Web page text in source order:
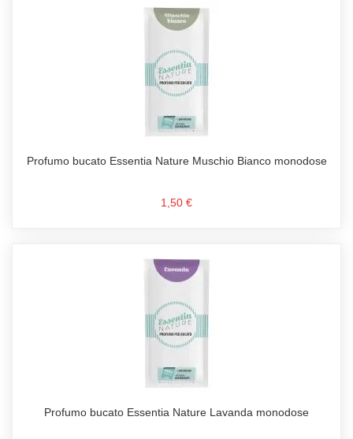
Profumo bucato Essentia Nature Muschio Bianco monodose
1,50 €
Profumo bucato Essentia Nature Lavanda monodose